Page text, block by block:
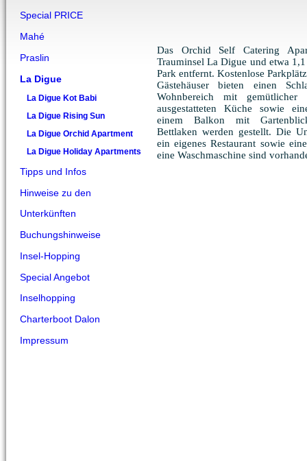
Special PRICE
Mahé
Praslin
La Digue
La Digue Kot Babi
La Digue Rising Sun
La Digue Orchid Apartment
La Digue Holiday Apartments
Tipps und Infos
Hinweise zu den
Unterkünften
Buchungshinweise
Insel-Hopping
Special Angebot
Inselhopping
Charterboot Dalon
Impressum
Das Orchid Self Catering
Trauminsel La Digue und etwa
Park entfernt. Kostenlose
Gästehäuser bieten einen
Wohnbereich mit
ausgestatteten Küche sowie
einem Balkon mit
Bettlaken werden gestellt. Die
ein eigenes Restaurant sowie
eine Waschmaschine sind